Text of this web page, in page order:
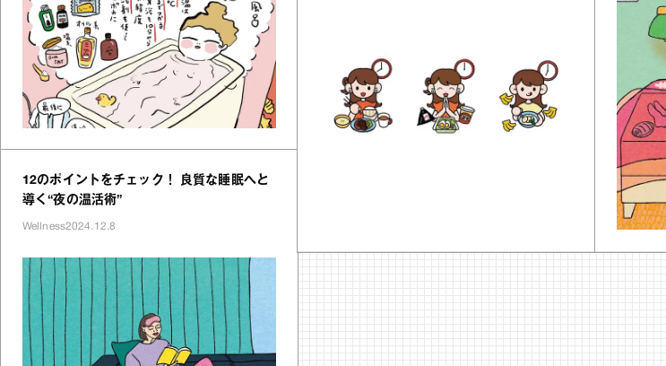
12のポイントをチェック！ 良質な睡眠へと
導く“夜の温活術”
Wellness2024.12.8